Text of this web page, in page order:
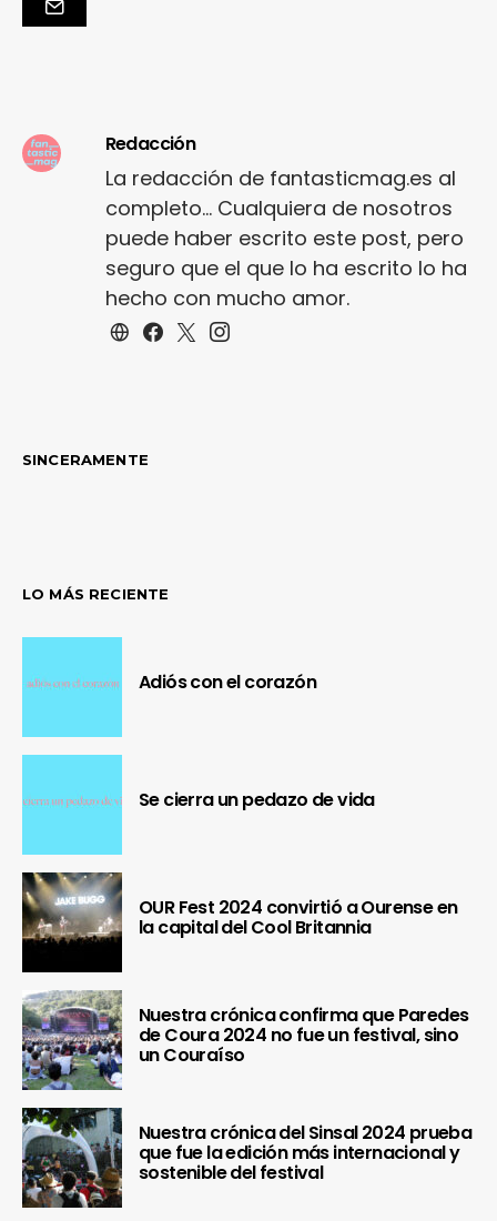
Redacción
La redacción de fantasticmag.es al
completo... Cualquiera de nosotros
puede haber escrito este post, pero
seguro que el que lo ha escrito lo ha
hecho con mucho amor.
SINCERAMENTE
LO MÁS RECIENTE
Adiós con el corazón
Se cierra un pedazo de vida
OUR Fest 2024 convirtió a Ourense en
la capital del Cool Britannia
Nuestra crónica confirma que Paredes
de Coura 2024 no fue un festival, sino
un Couraíso
Nuestra crónica del Sinsal 2024 prueba
que fue la edición más internacional y
sostenible del festival